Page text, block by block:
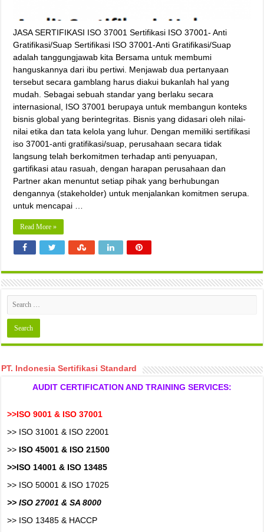
JASA SERTIFIKASI ISO 37001 Sertifikasi ISO 37001- Anti
Gratifikasi/Suap Sertifikasi ISO 37001-Anti Gratifikasi/Suap
adalah tanggungjawab kita Bersama untuk membumi
hanguskannya dari ibu pertiwi. Menjawab dua pertanyaan
tersebut secara gamblang harus diakui bukanlah hal yang
mudah. Sebagai sebuah standar yang berlaku secara
internasional, ISO 37001 berupaya untuk membangun konteks
bisnis global yang berintegritas. Bisnis yang didasari oleh nilai-
nilai etika dan tata kelola yang luhur. Dengan memiliki sertifikasi
iso 37001-anti gratifikasi/suap, perusahaan secara tidak
langsung telah berkomitmen terhadap anti penyuapan,
gartifikasi atau rasuah, dengan harapan perusahaan dan
Partner akan menuntut setiap pihak yang berhubungan
dengannya (stakeholder) untuk menjalankan komitmen serupa.
untuk mencapai …
Read More »
PT. Indonesia Sertifikasi Standard
AUDIT CERTIFICATION AND TRAINING SERVICES:
>>ISO 9001 & ISO 37001
>> ISO 31001 & ISO 22001
>> ISO 45001 & ISO 21500
>>ISO 14001 & ISO 13485
>> ISO 50001 & ISO 17025
>> ISO 27001 & SA 8000
>> ISO 13485 & HACCP